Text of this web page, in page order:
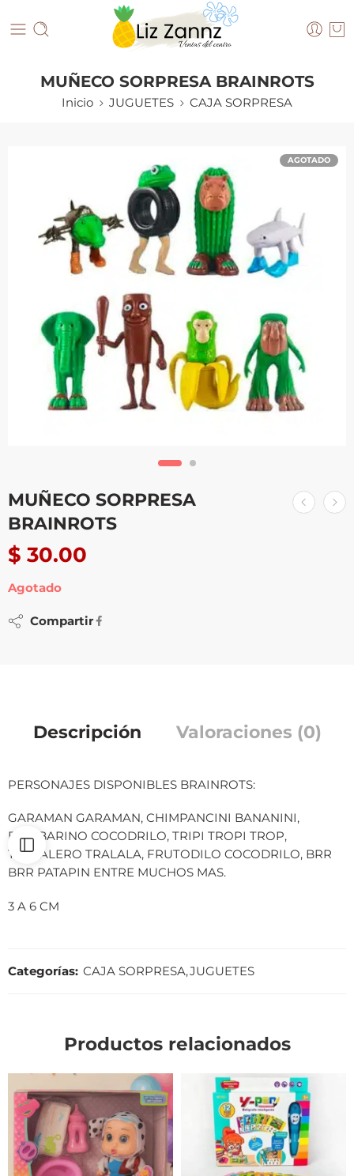
MUÑECO SORPRESA BRAINROTS
Inicio JUGUETES CAJA SORPRESA
AGOTADO
MUÑECO SORPRESA
BRAINROTS
$ 30.00
Agotado
Compartir
Descripción Valoraciones (0)
PERSONAJES DISPONIBLES BRAINROTS:
GARAMAN GARAMAN, CHIMPANCINI BANANINI,
BOMBARINO COCODRILO, TRIPI TROPI TROP,
TRALALERO TRALALA, FRUTODILO COCODRILO, BRR
BRR PATAPIN ENTRE MUCHOS MAS.
3 A 6 CM
Categorías: CAJA SORPRESA,JUGUETES
Productos relacionados